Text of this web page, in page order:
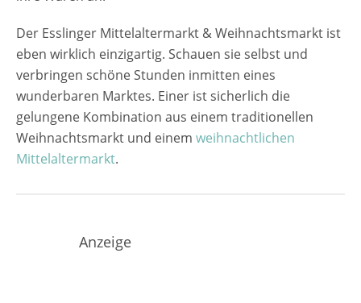
Der Esslinger Mittelaltermarkt & Weihnachtsmarkt ist
eben wirklich einzigartig. Schauen sie selbst und
verbringen schöne Stunden inmitten eines
wunderbaren Marktes. Einer ist sicherlich die
gelungene Kombination aus einem traditionellen
Weihnachtsmarkt und einem weihnachtlichen
Mittelaltermarkt.
Anzeige